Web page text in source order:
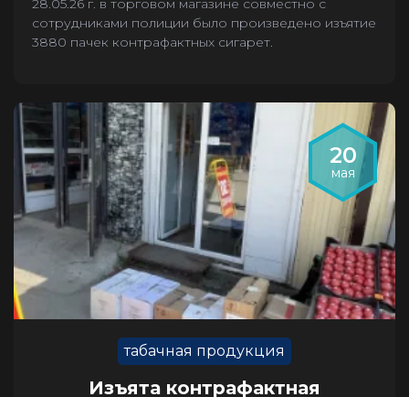
28.05.26 г. в торговом магазине совместно с
сотрудниками полиции было произведено изъятие
3880 пачек контрафактных сигарет.
20
мая
табачная продукция
Изъята контрафактная